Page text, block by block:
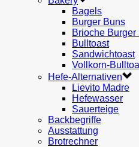
Bagels
Burger Buns
Brioche
Bulltoast
Sandwichtoast
Vollkorn-
Hefe-Alternativen
Lievito Madre
Hefewasser
Sauerteige
Backbegriffe
Ausstattung
Brotrechner